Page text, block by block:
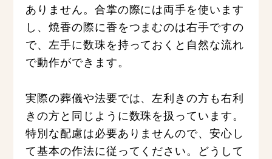
ありません。合掌の際には両手を使います
し、焼香の際に香をつまむのは右手ですの
で、左手に数珠を持っておくと自然な流れ
で動作ができます。
実際の葬儀や法要では、左利きの方も右利
きの方と同じように数珠を扱っています。
特別な配慮は必要ありませんので、安心し
て基本の作法に従ってください。どうして